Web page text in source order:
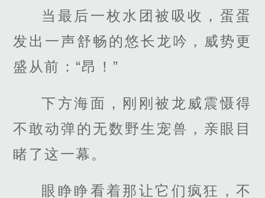
当最后一枚水团被吸收，蛋蛋
发出一声舒畅的悠长龙吟，威势更
盛从前：“昂！”
下方海面，刚刚被龙威震慑得
不敢动弹的无数野生宠兽，亲眼目
睹了这一幕。
眼睁睁看着那让它们疯狂，不